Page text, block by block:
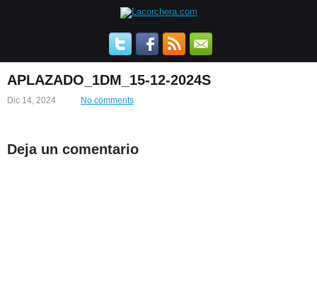
APLAZADO_1DM_15-12-2024S
Dic 14, 2024 No comments
Deja un comentario